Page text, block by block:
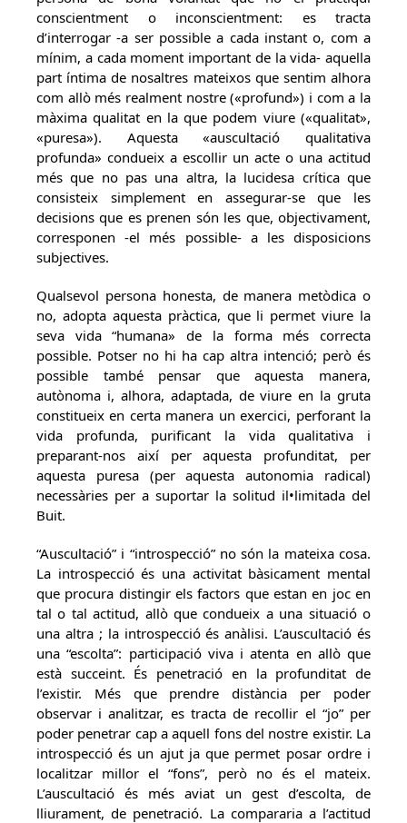
conscientment o inconscientment: es tracta
d’interrogar -a ser possible a cada instant o, com a
mínim, a cada moment important de la vida- aquella
part íntima de nosaltres mateixos que sentim alhora
com allò més realment nostre («profund») i com a la
màxima qualitat en la que podem viure («qualitat»,
«puresa»). Aquesta «auscultació qualitativa
profunda» condueix a escollir un acte o una actitud
més que no pas una altra, la lucidesa crítica que
consisteix simplement en assegurar-se que les
decisions que es prenen són les que, objectivament,
corresponen -el més possible- a les disposicions
subjectives.
Qualsevol persona honesta, de manera metòdica o
no, adopta aquesta pràctica, que li permet viure la
seva vida “humana» de la forma més correcta
possible. Potser no hi ha cap altra intenció; però és
possible també pensar que aquesta manera,
autònoma i, alhora, adaptada, de viure en la gruta
constitueix en certa manera un exercici, perforant la
vida profunda, purificant la vida qualitativa i
preparant-nos així per aquesta profunditat, per
aquesta puresa (per aquesta autonomia radical)
necessàries per a suportar la solitud il•limitada del
Buit.
“Auscultació” i “introspecció” no són la mateixa cosa.
La introspecció és una activitat bàsicament mental
que procura distingir els factors que estan en joc en
tal o tal actitud, allò que condueix a una situació o
una altra ; la introspecció és anàlisi. L’auscultació és
una “escolta”: participació viva i atenta en allò que
està succeint. És penetració en la profunditat de
l’existir. Més que prendre distància per poder
observar i analitzar, es tracta de recollir el “jo” per
poder penetrar cap a aquell fons del nostre existir. La
introspecció és un ajut ja que permet posar ordre i
localitzar millor el “fons”, però no és el mateix.
L’auscultació és més aviat un gest d’escolta, de
lliurament, de penetració. La compararia a l’actitud